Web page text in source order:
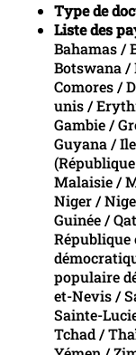
Type de
Liste des
Bahamas /
Botswana /
Comores /
unis /
Gambie /
Guyana /
Malaisie /
Niger /
Guinée /
populaire
et-Nevis /
Sainte-
Tchad /